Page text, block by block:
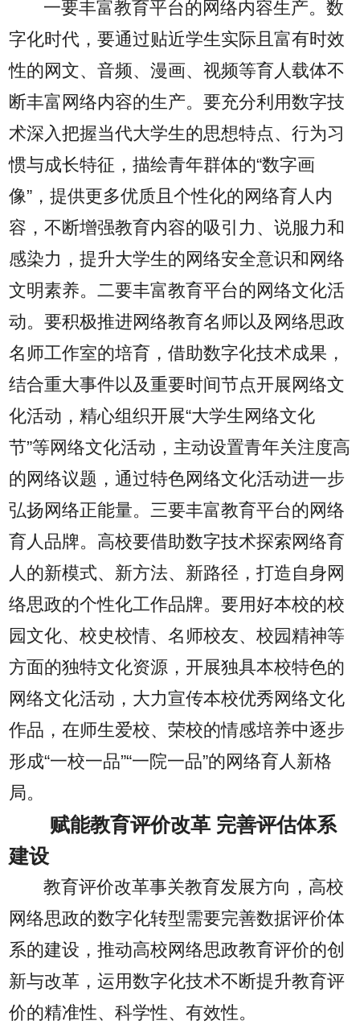
一要丰富教育平台的网络内容生产。数
字化时代，要通过贴近学生实际且富有时效
性的网文、音频、漫画、视频等育人载体不
断丰富网络内容的生产。要充分利用数字技
术深入把握当代大学生的思想特点、行为习
惯与成长特征，描绘青年群体的“数字画
像”，提供更多优质且个性化的网络育人内
容，不断增强教育内容的吸引力、说服力和
感染力，提升大学生的网络安全意识和网络
文明素养。二要丰富教育平台的网络文化活
动。要积极推进网络教育名师以及网络思政
名师工作室的培育，借助数字化技术成果，
结合重大事件以及重要时间节点开展网络文
化活动，精心组织开展“大学生网络文化
节”等网络文化活动，主动设置青年关注度高
的网络议题，通过特色网络文化活动进一步
弘扬网络正能量。三要丰富教育平台的网络
育人品牌。高校要借助数字技术探索网络育
人的新模式、新方法、新路径，打造自身网
络思政的个性化工作品牌。要用好本校的校
园文化、校史校情、名师校友、校园精神等
方面的独特文化资源，开展独具本校特色的
网络文化活动，大力宣传本校优秀网络文化
作品，在师生爱校、荣校的情感培养中逐步
形成“一校一品”“一院一品”的网络育人新格
局。
赋能教育评价改革 完善评估体系
建设
教育评价改革事关教育发展方向，高校
网络思政的数字化转型需要完善数据评价体
系的建设，推动高校网络思政教育评价的创
新与改革，运用数字化技术不断提升教育评
价的精准性、科学性、有效性。